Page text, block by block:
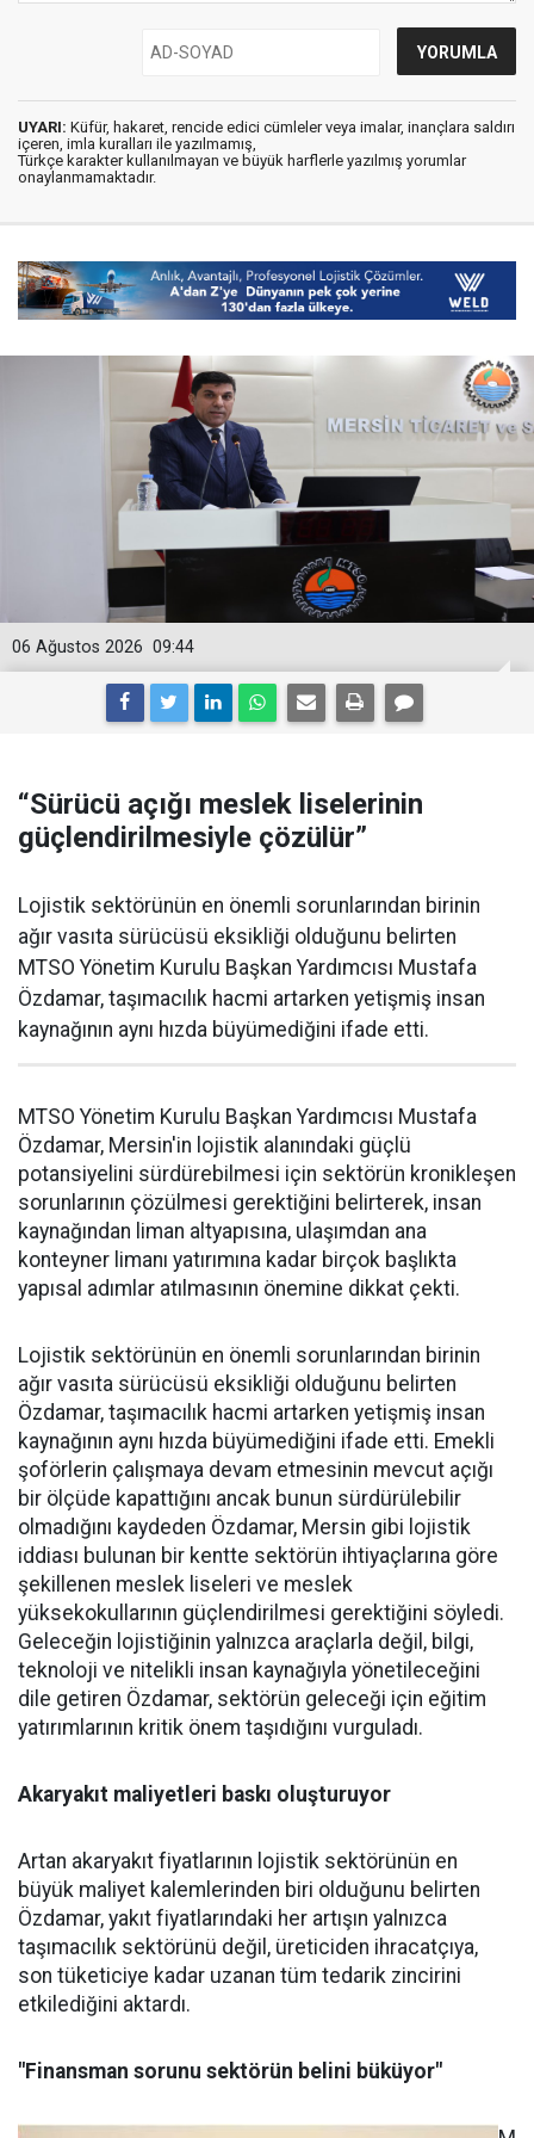
UYARI: Küfür, hakaret, rencide edici cümleler veya imalar, inançlara saldırı
içeren, imla kuralları ile yazılmamış,
Türkçe karakter kullanılmayan ve büyük harflerle yazılmış yorumlar
onaylanmamaktadır.
09:44
06 Ağustos 2026
“Sürücü açığı meslek liselerinin
güçlendirilmesiyle çözülür”
Lojistik sektörünün en önemli sorunlarından birinin
ağır vasıta sürücüsü eksikliği olduğunu belirten
MTSO Yönetim Kurulu Başkan Yardımcısı Mustafa
Özdamar, taşımacılık hacmi artarken yetişmiş insan
kaynağının aynı hızda büyümediğini ifade etti.
MTSO Yönetim Kurulu Başkan Yardımcısı Mustafa
Özdamar, Mersin'in lojistik alanındaki güçlü
potansiyelini sürdürebilmesi için sektörün kronikleşen
sorunlarının çözülmesi gerektiğini belirterek, insan
kaynağından liman altyapısına, ulaşımdan ana
konteyner limanı yatırımına kadar birçok başlıkta
yapısal adımlar atılmasının önemine dikkat çekti.
Lojistik sektörünün en önemli sorunlarından birinin
ağır vasıta sürücüsü eksikliği olduğunu belirten
Özdamar, taşımacılık hacmi artarken yetişmiş insan
kaynağının aynı hızda büyümediğini ifade etti. Emekli
şoförlerin çalışmaya devam etmesinin mevcut açığı
bir ölçüde kapattığını ancak bunun sürdürülebilir
olmadığını kaydeden Özdamar, Mersin gibi lojistik
iddiası bulunan bir kentte sektörün ihtiyaçlarına göre
şekillenen meslek liseleri ve meslek
yüksekokullarının güçlendirilmesi gerektiğini söyledi.
Geleceğin lojistiğinin yalnızca araçlarla değil, bilgi,
teknoloji ve nitelikli insan kaynağıyla yönetileceğini
dile getiren Özdamar, sektörün geleceği için eğitim
yatırımlarının kritik önem taşıdığını vurguladı.
Akaryakıt maliyetleri baskı oluşturuyor
Artan akaryakıt fiyatlarının lojistik sektörünün en
büyük maliyet kalemlerinden biri olduğunu belirten
Özdamar, yakıt fiyatlarındaki her artışın yalnızca
taşımacılık sektörünü değil, üreticiden ihracatçıya,
son tüketiciye kadar uzanan tüm tedarik zincirini
etkilediğini aktardı.
"Finansman sorunu sektörün belini büküyor"